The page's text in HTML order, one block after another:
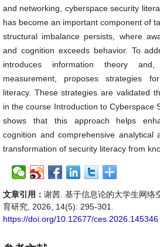
and networking, cyberspace security
has become an important component of
structural imbalance persists, where
and cognition exceeds behavior. To
introduces information theory
measurement, proposes strategies
literacy. These strategies are validated
in the course Introduction to Cyberspace
shows that this approach helps
cognition and comprehensive analytical
transformation of security literacy from
文章引用： 谢茜. 基于信息论的大学生网络
育研究, 2026, 14(5): 295-301.
https://doi.org/10.12677/ces.2026.145346